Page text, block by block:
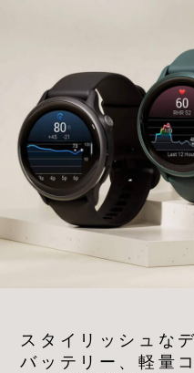
スタイリッシュな
バッテリー、軽量